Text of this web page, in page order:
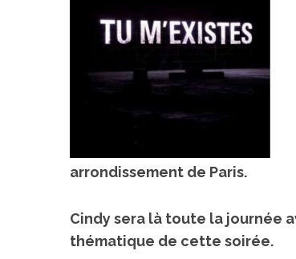
arrondissement de Paris.
Cindy sera là toute la journée
thématique de cette soirée.